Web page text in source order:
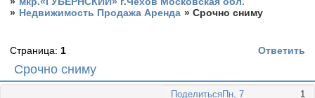
» Недвижимость Продажа Аренда »Срочно сниму
Срочно сниму
Страница: 1 Ответить
Поделиться 1
Пн, 7